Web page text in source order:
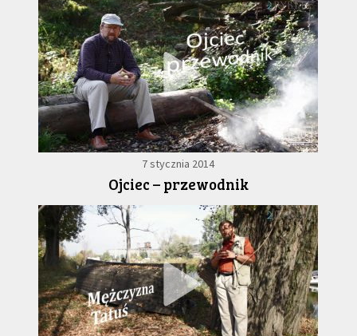
10
7 stycznia 2014
Ojciec – przewodnik